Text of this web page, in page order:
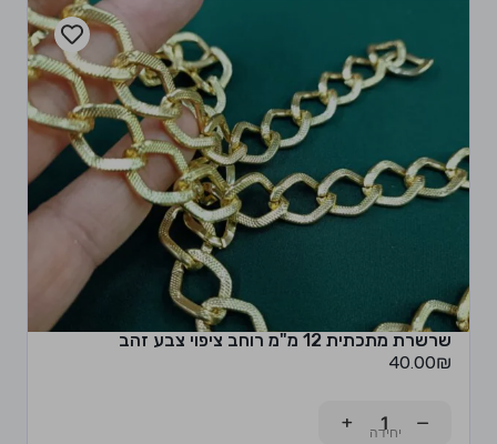
שרשרת מתכתית 12 מ"מ רוחב ציפוי צבע זהב
40.00₪
−
+